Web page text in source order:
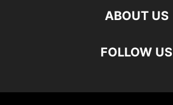
ABOUT US
FOLLOW US